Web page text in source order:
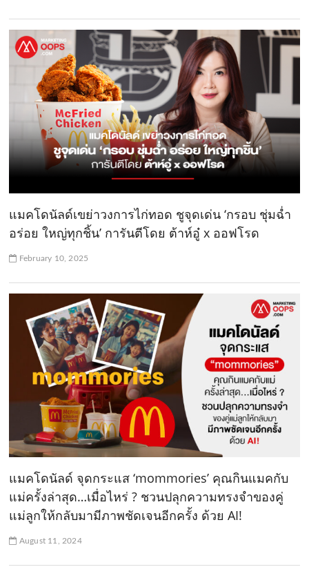
แมคโดนัลด์เขย่าวงการไก่ทอด ชูจุดเด่น ‘กรอบ ชุ่มฉ่ำ
อร่อย ใหญ่ทุกชิ้น’ การันตีโดย ต้าห์อู๋ x ออฟโรด
February 10, 2025
แมคโดนัลด์ จุดกระแส ‘mommories’ คุณกินแมคกับ
แม่ครั้งล่าสุด…เมื่อไหร่ ? ชวนปลุกความทรงจำของคู่
แม่ลูกให้กลับมามีภาพชัดเจนอีกครั้ง ด้วย AI!
August 11, 2024